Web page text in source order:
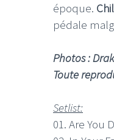
époque.
pédale
Photos :
Toute
Setlist:
01. Are You